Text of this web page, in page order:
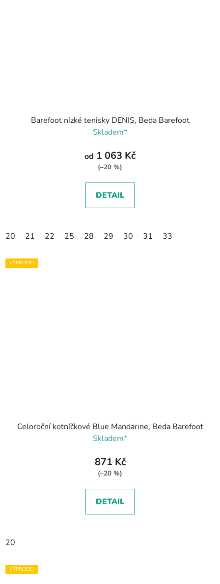
Barefoot nízké tenisky DENIS, Beda Barefoot
Skladem*
od 1 063 Kč
(–20 %)
DETAIL
20 21 22 25 28 29 30 31 33
VÝPRODEJ
Celoroční kotníčkové Blue Mandarine, Beda Barefoot
Skladem*
871 Kč
(–20 %)
DETAIL
20
VÝPRODEJ